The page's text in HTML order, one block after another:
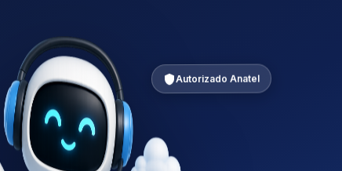
Autorizado Anatel